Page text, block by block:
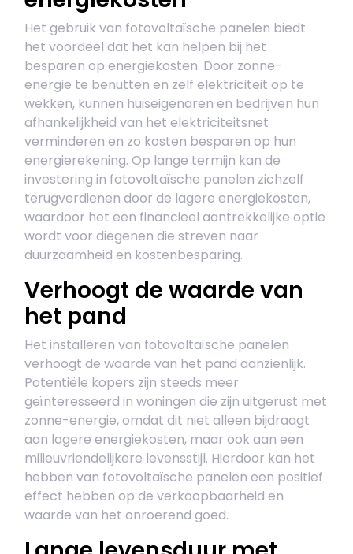
Het gebruik van fotovoltaïsche panelen biedt
het voordeel dat het kan helpen bij het
besparen op energiekosten. Door zonne-
energie te benutten en zelf elektriciteit op te
wekken, kunnen huiseigenaren en bedrijven hun
afhankelijkheid van het elektriciteitsnet
verminderen en zo kosten besparen op hun
energierekening. Op lange termijn kan de
investering in fotovoltaïsche panelen zichzelf
terugverdienen door de lagere energiekosten,
waardoor het een financieel aantrekkelijke optie
wordt voor diegenen die streven naar
duurzaamheid en kostenbesparing.
Verhoogt de waarde van
het pand
Het installeren van fotovoltaïsche panelen
verhoogt de waarde van het pand aanzienlijk.
Potentiële kopers zijn steeds meer
geïnteresseerd in woningen die zijn uitgerust met
zonne-energie, omdat dit niet alleen bijdraagt
aan lagere energiekosten, maar ook aan een
milieuvriendelijkere levensstijl. Hierdoor kan het
hebben van fotovoltaïsche panelen een positief
effect hebben op de verkoopbaarheid en
waarde van het onroerend goed.